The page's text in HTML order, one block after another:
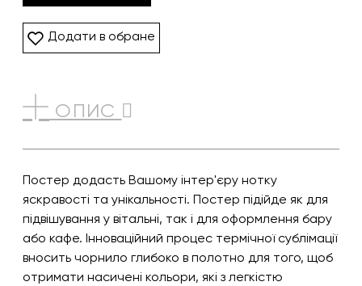
Додати в обране
ОПИС
Постер додасть Вашому інтер'єру нотку
яскравості та унікальності. Постер підійде як для
підвішування у вітальні, так і для оформлення бару
або кафе. Інноваційний процес термічної сублімації
вносить чорнило глибоко в полотно для того, щоб
отримати насичені кольори, які з легкістю